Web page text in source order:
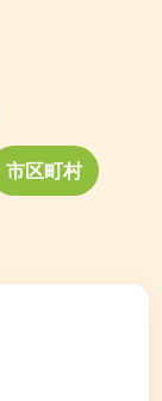
市区町村